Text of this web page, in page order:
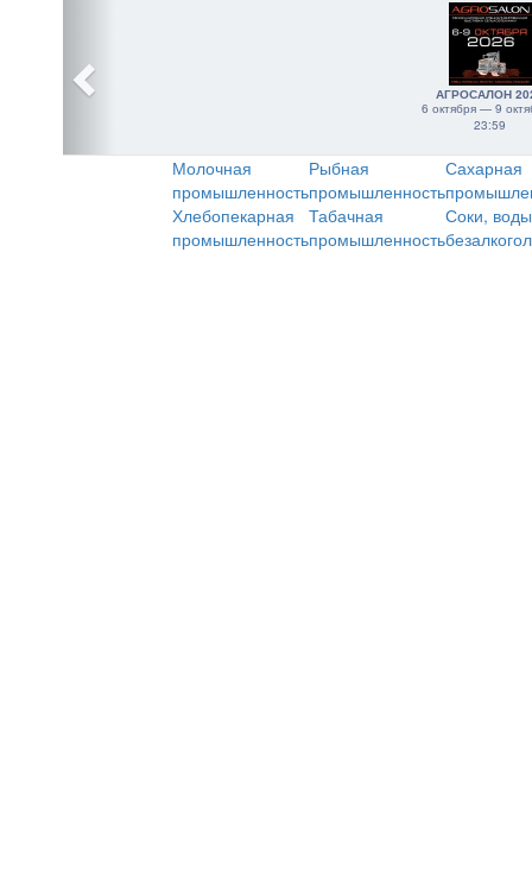
АГРОСАЛОН
6 октября — 9
23:59
Молочная
промышленность
Рыбная
промышленность
Сахарная
Хлебопекарная
промышленность
Табачная
промышленность
Соки,